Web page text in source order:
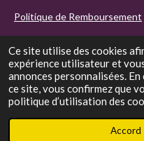
Ce site utilise des cookies
expérience utilisateur et
annonces personnalisées.
ce site, vous confirmez que
politique d’utilisation des
Accord
Politique de Remboursement